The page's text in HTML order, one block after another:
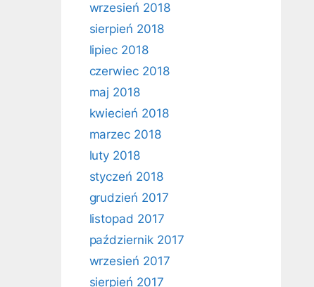
wrzesień 2018
sierpień 2018
lipiec 2018
czerwiec 2018
maj 2018
kwiecień 2018
marzec 2018
luty 2018
styczeń 2018
grudzień 2017
listopad 2017
październik 2017
wrzesień 2017
sierpień 2017